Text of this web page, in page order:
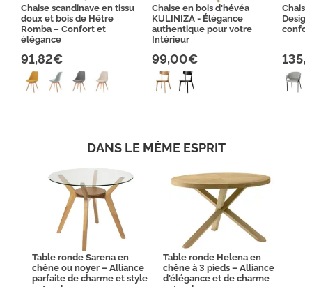
Chaise scandinave en tissu
doux et bois de Hêtre
Romba – Confort et
élégance
91,82€
Chaise en bois d'hévéa
KULINIZA - Élégance
authentique pour votre
Intérieur
99,00€
DANS LE MÊME ESPRIT
Table ronde Sarena en
chêne ou noyer – Alliance
parfaite de charme et style
Table ronde Helena en
chêne à 3 pieds – Alliance
d'élégance et de charme